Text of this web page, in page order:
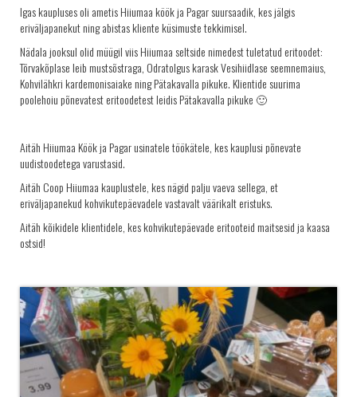
LEIVAD
TORDID
KÜPSISED
SALATID
Šašlõkid
KONTAKT
AJALUGU
PROJEKTID
PAKUME TÖÖD
Igas kaupluses oli ametis Hiiumaa köök ja Pagar suursaadik, kes jälgis
eriväljapanekut ning abistas kliente küsimuste tekkimisel.
Nädala jooksul olid müügil viis Hiiumaa seltside nimedest tuletatud eritoodet:
Tõrvakõplase leib mustsõstraga, Odratolgus karask Vesihiidlase seemnemaius,
Kohvilähkri kardemonisaiake ning Pätakavalla pikuke. Klientide suurima
poolehoiu põnevatest eritoodetest leidis Pätakavalla pikuke 🙂
Aitäh Hiiumaa Köök ja Pagar usinatele töökätele, kes kauplusi põnevate
uudistoodetega varustasid.
Aitäh Coop Hiiumaa kauplustele, kes nägid palju vaeva sellega, et
eriväljapanekud kohvikutepäevadele vastavalt väärikalt eristuks.
Aitäh kõikidele klientidele, kes kohvikutepäevade eritooteid maitsesid ja kaasa
ostsid!